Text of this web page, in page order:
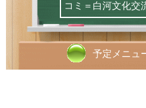
コミ＝白河文化
予定メニュ